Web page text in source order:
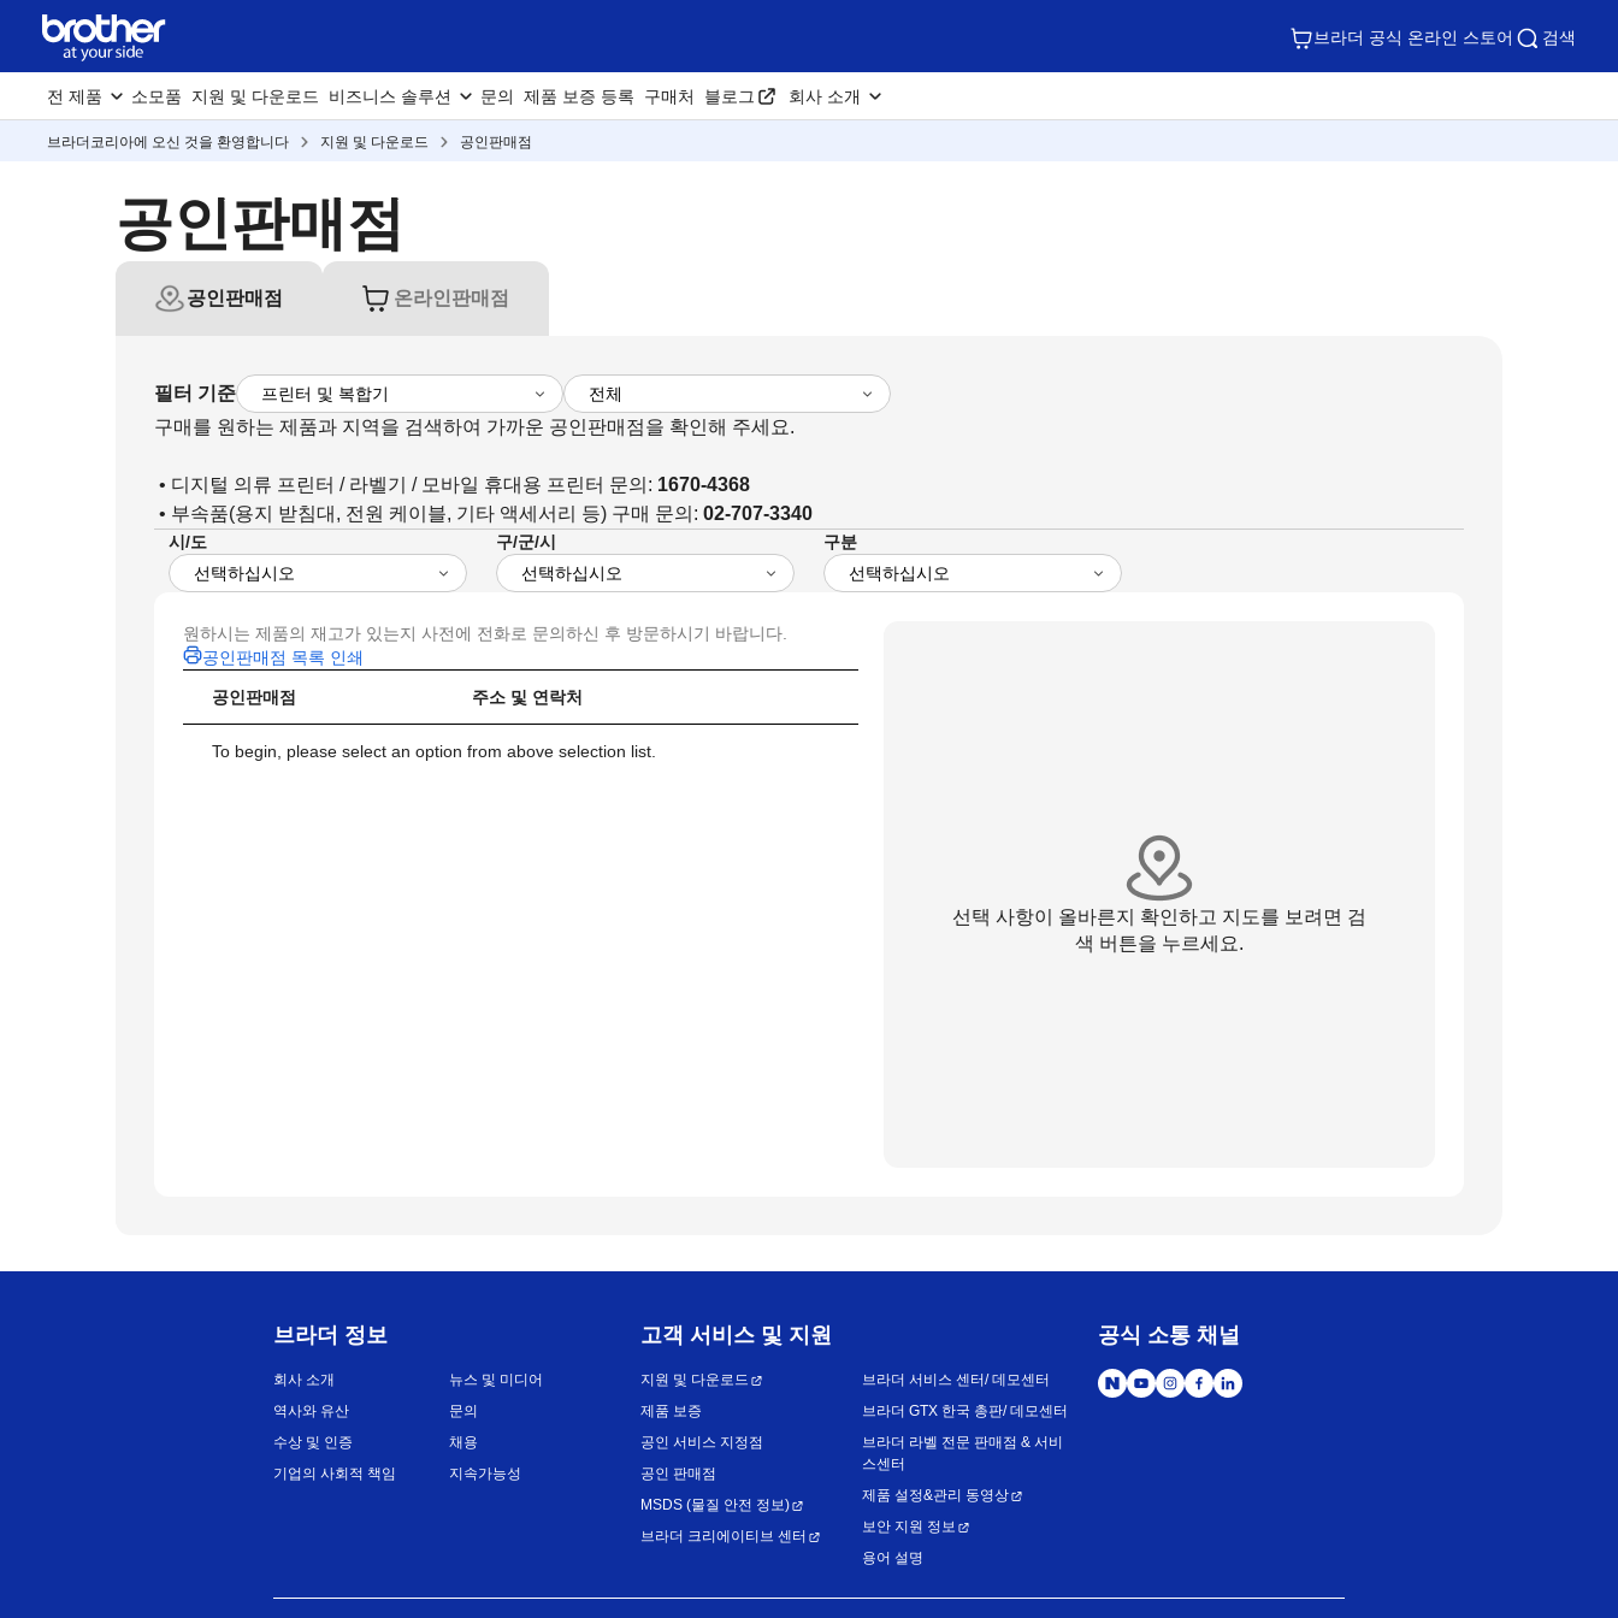
브라더 공식 온라인 스토어 검색
전 제품 소모품 지원 및 다운로드 비즈니스 솔루션 문의 제품 보증 등록 구매처 블로그 회사 소개
브라더코리아에 오신 것을 환영합니다 지원 및 다운로드 공인판매점
공인판매점
공인판매점 온라인판매점
필터 기준
구매를 원하는 제품과 지역을 검색하여 가까운 공인판매점을 확인해 주세요.
• 디지털 의류 프린터 / 라벨기 / 모바일 휴대용 프린터 문의: 1670-4368
• 부속품(용지 받침대, 전원 케이블, 기타 액세서리 등) 구매 문의: 02-707-3340
시/도 구/군/시 구분
원하시는 제품의 재고가 있는지 사전에 전화로 문의하신 후 방문하시기 바랍니다.
공인판매점 목록 인쇄
공인판매점 주소 및 연락처
To begin, please select an option from above selection list.
선택 사항이 올바른지 확인하고 지도를 보려면 검
색 버튼을 누르세요.
브라더 정보
회사 소개
역사와 유산
수상 및 인증
기업의 사회적 책임
뉴스 및 미디어
문의
채용
지속가능성
고객 서비스 및 지원
지원 및 다운로드
제품 보증
공인 서비스 지정점
공인 판매점
MSDS (물질 안전 정보)
브라더 크리에이티브 센터
브라더 서비스 센터/ 데모센터
브라더 GTX 한국 총판/ 데모센터
브라더 라벨 전문 판매점 & 서비
스센터
제품 설정&관리 동영상
보안 지원 정보
용어 설명
공식 소통 채널